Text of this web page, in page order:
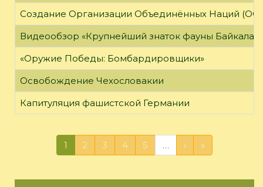
Создание Организации Объединённых Наций
Видеообзор «Крупнейший знаток фауны Байкала»
«Оружие Победы: Бомбардировщики»
Освобождение Чехословакии
Капитуляция фашистской Германии
1 2 3 4 5 … › »